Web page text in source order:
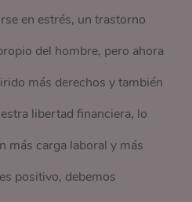
en estrés, un trastorno
del hombre, pero ahora
más derechos y también
libertad financiera, lo
más carga laboral y más
positivo, debemos